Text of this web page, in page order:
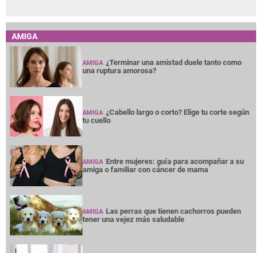
AMIGA
AMIGA ¿Terminar una amistad duele tanto como
una ruptura amorosa?
AMIGA ¿Cabello largo o corto? Elige tu corte según
tu cuello
AMIGA Entre mujeres: guía para acompañar a su
amiga o familiar con cáncer de mama
AMIGA Las perras que tienen cachorros pueden
tener una vejez más saludable